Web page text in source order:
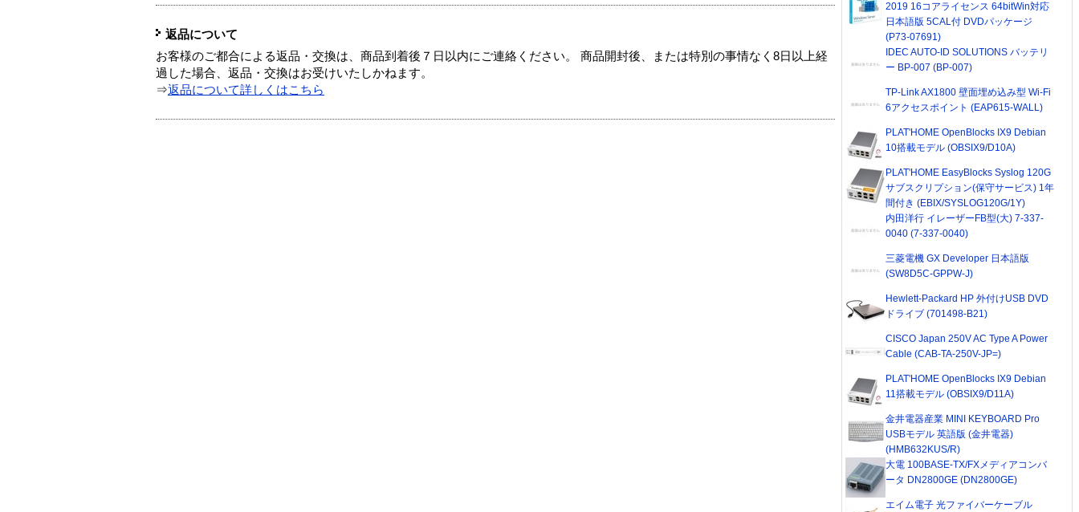
返品について
お客様のご都合による返品・交換は、商品到着後７日以内にご連絡ください。 商品開封後、または特別の事情なく8日以上経
過した場合、返品・交換はお受けいたしかねます。
⇒返品について詳しくはこちら
2019 16コアライセンス 64bitWin対応
日本語版 5CAL付 DVDパッケージ
(P73-07691)
IDEC AUTO-ID SOLUTIONS バッテリ
ー BP-007 (BP-007)
TP-Link AX1800 壁面埋め込み型 Wi-Fi
6アクセスポイント (EAP615-WALL)
PLAT'HOME OpenBlocks IX9 Debian
10搭載モデル (OBSIX9/D10A)
PLAT'HOME EasyBlocks Syslog 120G
サブスクリプション(保守サービス) 1年
間付き (EBIX/SYSLOG120G/1Y)
内田洋行 イレーザーFB型(大) 7-337-
0040 (7-337-0040)
三菱電機 GX Developer 日本語版
(SW8D5C-GPPW-J)
Hewlett-Packard HP 外付けUSB DVD
ドライブ (701498-B21)
CISCO Japan 250V AC Type A Power
Cable (CAB-TA-250V-JP=)
PLAT'HOME OpenBlocks IX9 Debian
11搭載モデル (OBSIX9/D11A)
金井電器産業 MINI KEYBOARD Pro
USBモデル 英語版 (金井電器)
(HMB632KUS/R)
大電 100BASE-TX/FXメディアコンバ
ータ DN2800GE (DN2800GE)
エイム電子 光ファイバーケーブル